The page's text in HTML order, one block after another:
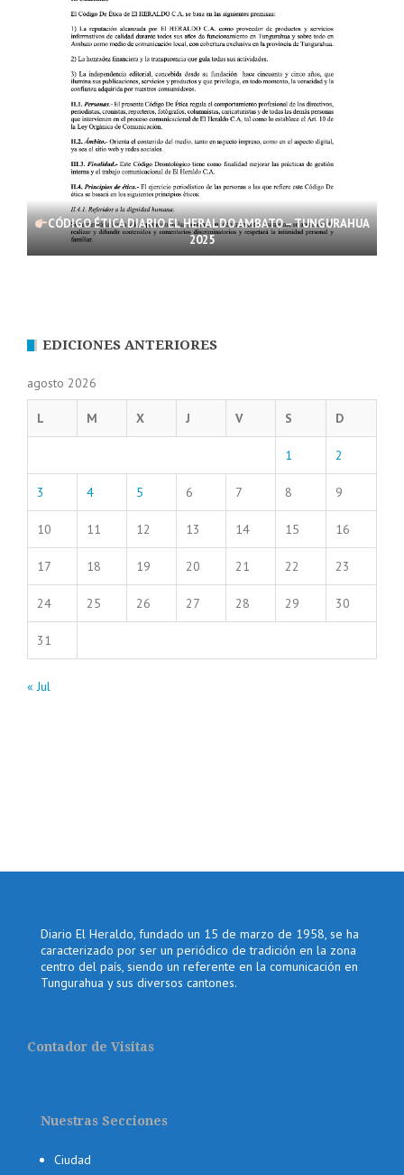
CÓDIGO ÉTICA DIARIO EL HERALDO AMBATO – TUNGURAHUA
2025
EDICIONES ANTERIORES
agosto 2026
L M X J V S D
1 2
3 4 5 6 7 8 9
10 11 12 13 14 15 16
17 18 19 20 21 22 23
24 25 26 27 28 29 30
31
« Jul
Diario El Heraldo, fundado un 15 de marzo de 1958, se ha
caracterizado por ser un periódico de tradición en la zona
centro del país, siendo un referente en la comunicación en
Tungurahua y sus diversos cantones.
Contador de Visitas
Nuestras Secciones
Ciudad